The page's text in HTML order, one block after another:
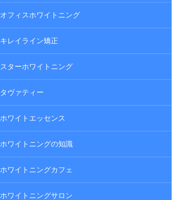
オフィスホワイトニング
キレイライン矯正
スターホワイトニング
タヴァティー
ホワイトエッセンス
ホワイトニングの知識
ホワイトニングカフェ
ホワイトニングサロン